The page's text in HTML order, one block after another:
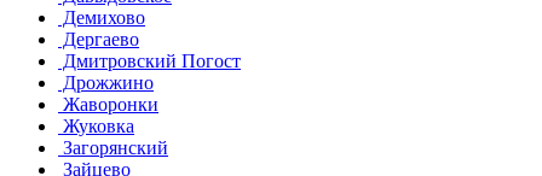
Демихово
Дергаево
Дмитровский Погост
Дрожжино
Жаворонки
Жуковка
Загорянский
Зайцево